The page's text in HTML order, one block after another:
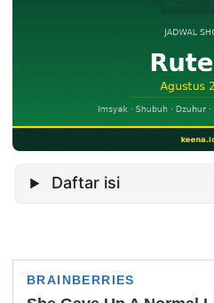
Daftar isi